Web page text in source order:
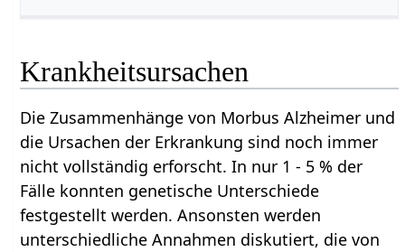
Krankheitsursachen
Die Zusammenhänge von Morbus Alzheimer und
die Ursachen der Erkrankung sind noch immer
nicht vollständig erforscht. In nur 1 - 5 % der
Fälle konnten genetische Unterschiede
festgestellt werden. Ansonsten werden
unterschiedliche Annahmen diskutiert, die von